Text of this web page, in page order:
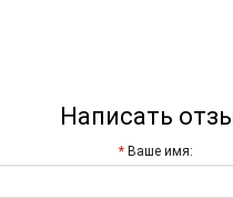
Написать
Ваше имя: